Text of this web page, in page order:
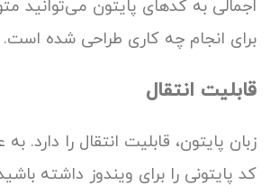
اجمالی به کدهای پایتون می‌توانید
برای انجام چه کاری طراحی شده است.
قابلیت انتقال
زبان پایتون، قابلیت انتقال را دارد. به
کد پایتونی را برای ویندوز داشته